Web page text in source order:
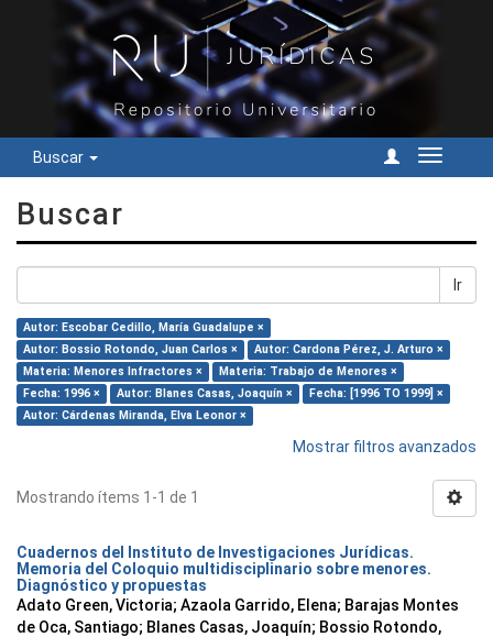
Buscar
Cambiar
Buscar
Ir
Autor: Escobar Cedillo, María Guadalupe ×
Autor: Bossio Rotondo, Juan Carlos ×
Autor: Cardona Pérez, J. Arturo ×
Materia: Menores Infractores ×
Materia: Trabajo de Menores ×
Fecha: 1996 ×
Autor: Blanes Casas, Joaquín ×
Fecha: [1996 TO 1999] ×
Autor: Cárdenas Miranda, Elva Leonor ×
Mostrar filtros avanzados
Mostrando ítems 1-1 de 1
Cuadernos del Instituto de Investigaciones Jurídicas.
Memoria del Coloquio multidisciplinario sobre menores.
Diagnóstico y propuestas
Adato Green, Victoria; Azaola Garrido, Elena; Barajas Montes
de Oca, Santiago; Blanes Casas, Joaquín; Bossio Rotondo,